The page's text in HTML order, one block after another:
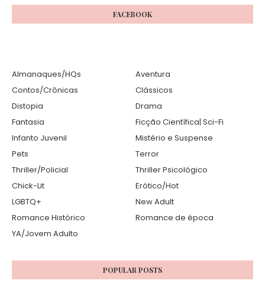
FACEBOOK
Almanaques/HQs
Aventura
Contos/Crônicas
Clássicos
Distopia
Drama
Fantasia
Ficção Científica| Sci-Fi
Infanto Juvenil
Mistério e Suspense
Pets
Terror
Thriller/Policial
Thriller Psicológico
Chick-Lit
Erótico/Hot
LGBTQ+
New Adult
Romance Histórico
Romance de época
YA/Jovem Adulto
POPULAR POSTS